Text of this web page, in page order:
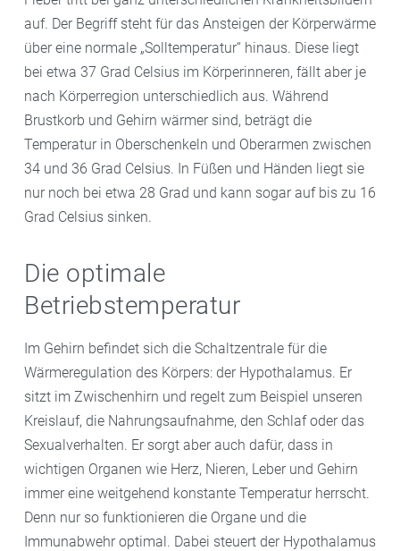
auf. Der Begriff steht für das Ansteigen der Körperwärme
über eine normale „Solltemperatur“ hinaus. Diese liegt
bei etwa 37 Grad Celsius im Körperinneren, fällt aber je
nach Körperregion unterschiedlich aus. Während
Brustkorb und Gehirn wärmer sind, beträgt die
Temperatur in Oberschenkeln und Oberarmen zwischen
34 und 36 Grad Celsius. In Füßen und Händen liegt sie
nur noch bei etwa 28 Grad und kann sogar auf bis zu 16
Grad Celsius sinken.
Die optimale
Betriebstemperatur
Im Gehirn befindet sich die Schaltzentrale für die
Wärmeregulation des Körpers: der Hypothalamus. Er
sitzt im Zwischenhirn und regelt zum Beispiel unseren
Kreislauf, die Nahrungsaufnahme, den Schlaf oder das
Sexualverhalten. Er sorgt aber auch dafür, dass in
wichtigen Organen wie Herz, Nieren, Leber und Gehirn
immer eine weitgehend konstante Temperatur herrscht.
Denn nur so funktionieren die Organe und die
Immunabwehr optimal. Dabei steuert der Hypothalamus